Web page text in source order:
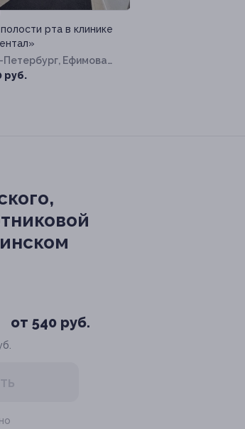
полости рта в клинике
Петербург, Ефимова
руб.
от 540 руб.